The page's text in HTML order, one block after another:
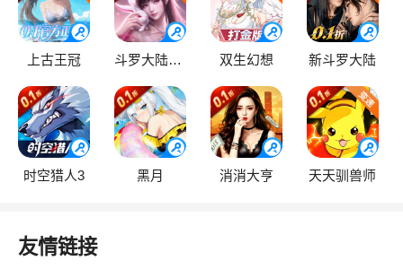
上古王冠 斗罗大陆：逆转时空 双生幻想 新斗罗大陆
时空猎人3 黑月 消消大亨 天天驯兽师
友情链接